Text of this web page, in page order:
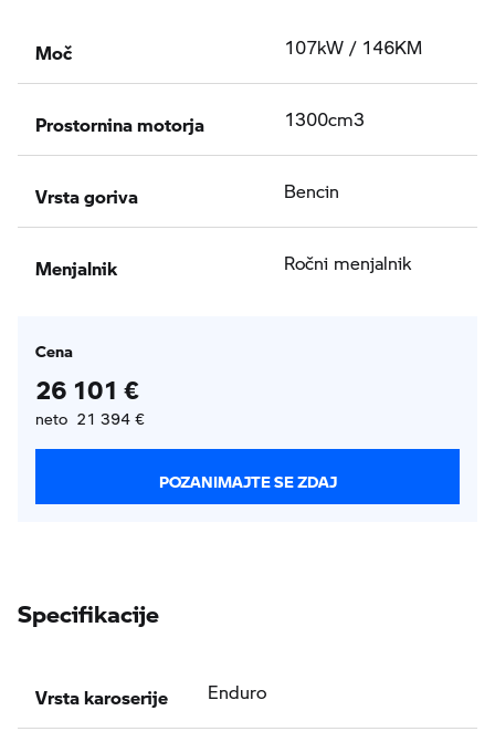
Moč 107kW / 146KM
Prostornina motorja 1300cm3
Vrsta goriva Bencin
Menjalnik Ročni menjalnik
Cena
26 101 €
neto 21 394 €
POZANIMAJTE SE ZDAJ
Specifikacije
Vrsta karoserije Enduro